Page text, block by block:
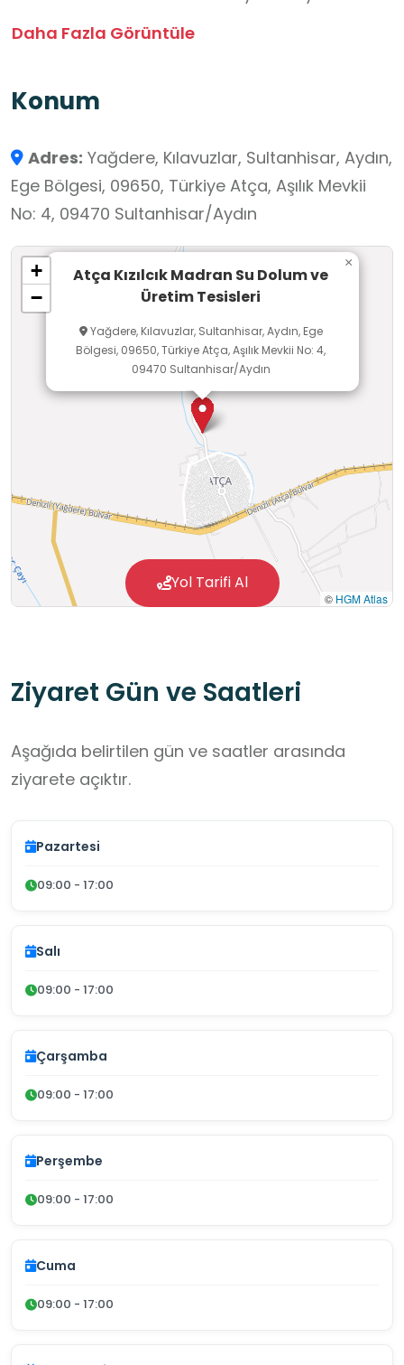
otomatik makinelerde, el değmeden, sağlıklı ve
Bakanlığından üretim izin belgeli onaylıdır.
standartlarına uygun güvence
belgelerine sahiptir.
Daha Fazla Görüntüle
Konum
Adres: Yağdere, Kılavuzlar, Sultanhisar, Aydın,
Ege Bölgesi, 09650, Türkiye Atça, Aşılık Mevkii
No: 4, 09470 Sultanhisar/Aydın
Atça Kızılcık Madran Su Dolum ve
Üretim Tesisleri
Yağdere, Kılavuzlar, Sultanhisar, Aydın, Ege
Bölgesi, 09650, Türkiye Atça, Aşılık Mevkii No: 4,
09470 Sultanhisar/Aydın
×
+
−
© HGM Atlas
Yol Tarifi Al
Ziyaret Gün ve Saatleri
Aşağıda belirtilen gün ve saatler arasında
ziyarete açıktır.
Pazartesi
09:00 - 17:00
Salı
09:00 - 17:00
Çarşamba
09:00 - 17:00
Perşembe
09:00 - 17:00
Cuma
09:00 - 17:00